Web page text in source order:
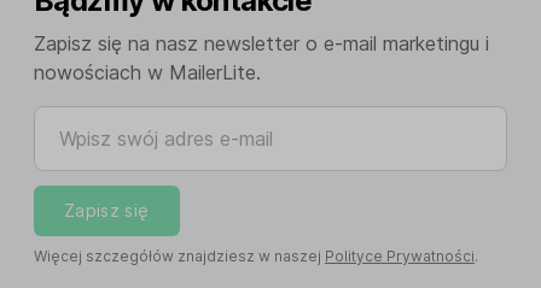
Zapisz się na nasz newsletter o e-mail marketingu i
nowościach w MailerLite.
Wpisz swój adres e-mail
Zapisz się
Więcej szczegółów znajdziesz w naszej Polityce Prywatności.